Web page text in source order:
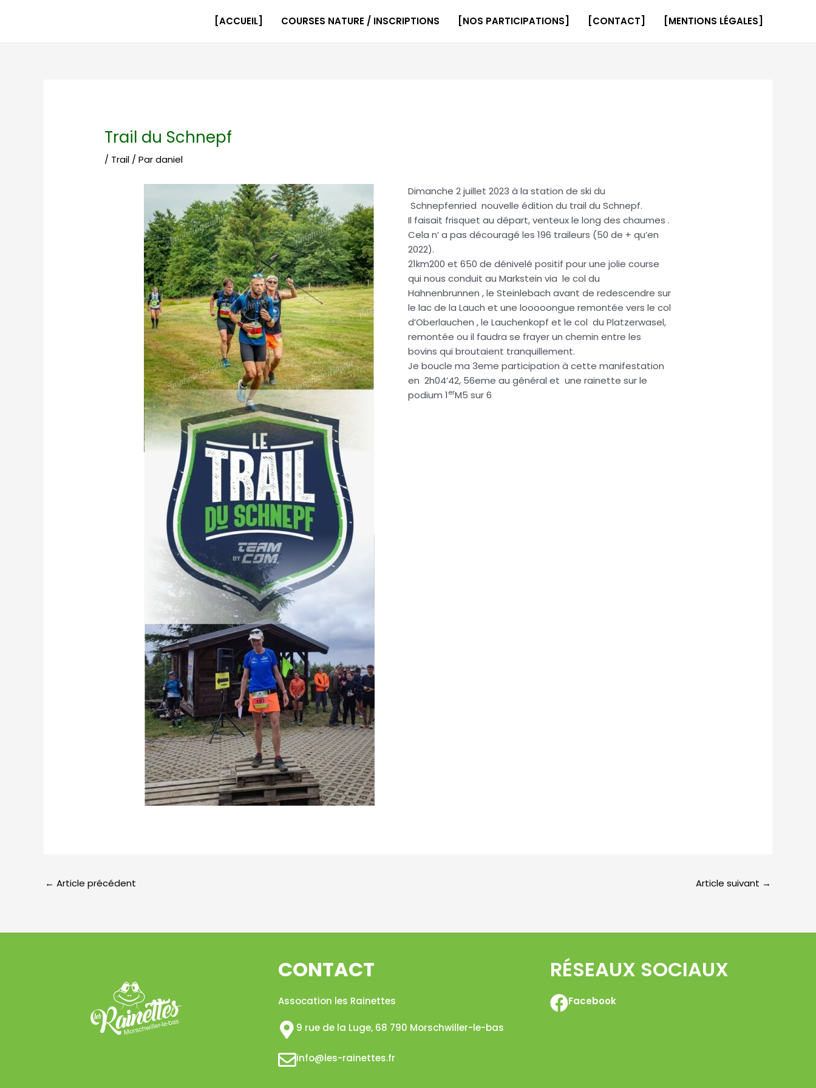
[ACCUEIL] COURSES NATURE / INSCRIPTIONS [NOS PARTICIPATIONS] [CONTACT] [MENTIONS LÉGALES]
Trail du Schnepf
/ Trail / Pardaniel
Dimanche 2 juillet 2023 à la station de ski du
Schnepfenried nouvelle édition du trail du Schnepf.
Il faisait frisquet au départ, venteux le long des chaumes .
Cela n’ a pas découragé les 196 traileurs (50 de + qu’en
2022).
21km200 et 650 de dénivelé positif pour une jolie course
qui nous conduit au Markstein via le col du
Hahnenbrunnen , le Steinlebach avant de redescendre sur
le lac de la Lauch et une looooongue remontée vers le col
d’Oberlauchen , le Lauchenkopf et le col du Platzerwasel,
remontée ou il faudra se frayer un chemin entre les
bovins qui broutaient tranquillement.
Je boucle ma 3eme participation à cette manifestation
en 2h04’42, 56eme au général et une rainette sur le
podium 1erM5 sur 6
← Article précédent Article suivant →
CONTACT
Assocation les Rainettes
9 rue de la Luge, 68 790 Morschwiller-le-bas​
info@les-rainettes.fr
RÉSEAUX SOCIAUX
Facebook